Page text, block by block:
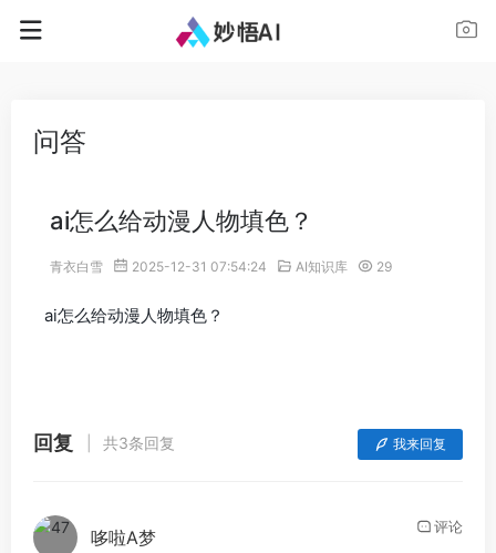
问答
ai怎么给动漫人物填色？
青衣白雪 2025-12-31 07:54:24 AI知识库 29
ai怎么给动漫人物填色？
回复 共3条回复 我来回复
哆啦A梦 评论